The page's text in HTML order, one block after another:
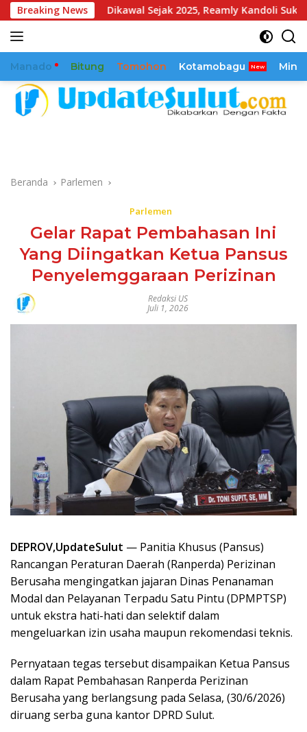
Langsung
ke
konten
Breaking News
Dikawal Sejak 2025, Reamly Kandoli Sukses
Manado Bitung Tomohon Kotamobagu
Beranda Parlemen
Parlemen
Gelar Rapat Pembahasan Ini
Yang Diingatkan Ketua Pansus
Penyelemggaraan Perizinan
Redaksi US
Juli 1, 2026
DEPROV,UpdateSulut — Panitia Khusus (Pansus)
Rancangan Peraturan Daerah (Ranperda) Perizinan
Berusaha mengingatkan jajaran Dinas Penanaman
Modal dan Pelayanan Terpadu Satu Pintu (DPMPTSP)
untuk ekstra hati-hati dan selektif dalam
mengeluarkan izin usaha maupun rekomendasi teknis.
Pernyataan tegas tersebut disampaikan Ketua Pansus
dalam Rapat Pembahasan Ranperda Perizinan
Berusaha yang berlangsung pada Selasa, (30/6/2026)
diruang serba guna kantor DPRD Sulut.